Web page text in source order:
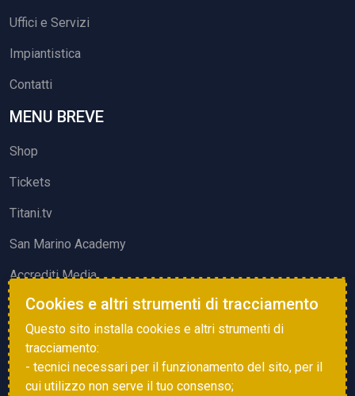
Uffici e Servizi
Impiantistica
Contatti
MENU BREVE
Shop
Tickets
Titani.tv
San Marino Academy
Accrediti Media
ATTIVITÀ ED EVENTI
Squadre di Calcio
Associazione Sammarinese Arbitri
Cookies e altri strumenti di tracciamento
Questo sito installa cookies e altri strumenti di
tracciamento:
- tecnici necessari per il funzionamento del sito, per il
cui utilizzo non serve il tuo consenso;